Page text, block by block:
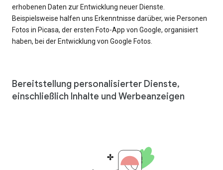
erhobenen Daten zur Entwicklung neuer Dienste.
Beispielsweise halfen uns Erkenntnisse darüber, wie Personen
Fotos in Picasa, der ersten Foto-App von Google, organisiert
haben, bei der Entwicklung von Google Fotos.
Bereitstellung personalisierter Dienste,
einschließlich Inhalte und Werbeanzeigen